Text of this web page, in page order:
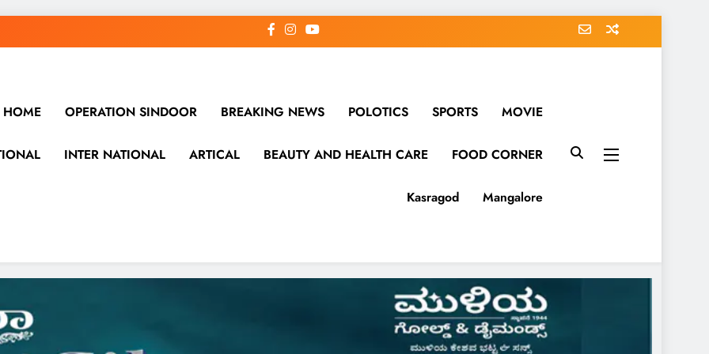
HOME OPERATION SINDOOR BREAKING NEWS POLOTICS SPORTS MOVIE
INTER NATIONAL ARTICAL BEAUTY AND HEALTH CARE FOOD CORNER
Kasragod Mangalore